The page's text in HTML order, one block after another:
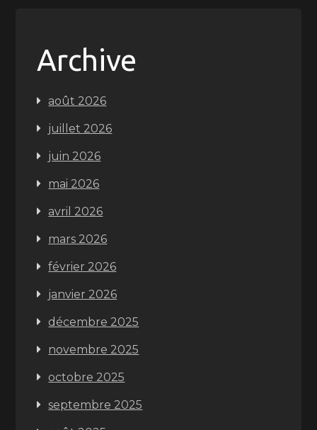
Archive
août 2026
juillet 2026
juin 2026
mai 2026
avril 2026
mars 2026
février 2026
janvier 2026
décembre 2025
novembre 2025
octobre 2025
septembre 2025